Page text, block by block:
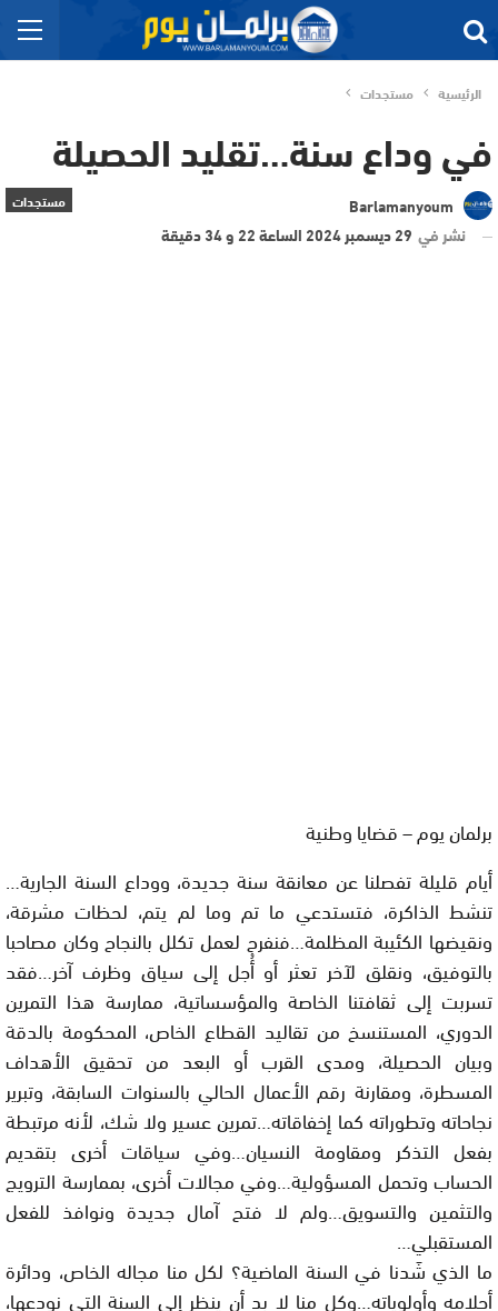
الرئيسية مستجدات
في وداع سنة…تقليد الحصيلة
مستجدات
Barlamanyoum
نشر في 29 ديسمبر 2024 الساعة 22 و 34 دقيقة
برلمان يوم – قضايا وطنية
أيام قليلة تفصلنا عن معانقة سنة جديدة، ووداع السنة الجارية…
تنشط الذاكرة، فتستدعي ما تم وما لم يتم، لحظات مشرقة،
ونقيضها الكئيبة المظلمة…فنفرح لعمل تكلل بالنجاح وكان مصاحبا
بالتوفيق، ونقلق لآخر تعثر أو أُجل إلى سياق وظرف آخر…فقد
تسربت إلى ثقافتنا الخاصة والمؤسساتية، ممارسة هذا التمرين
الدوري، المستنسخ من تقاليد القطاع الخاص، المحكومة بالدقة
وبيان الحصيلة، ومدى القرب أو البعد من تحقيق الأهداف
المسطرة، ومقارنة رقم الأعمال الحالي بالسنوات السابقة، وتبرير
نجاحاته وتطوراته كما إخفاقاته…تمرين عسير ولا شك، لأنه مرتبطة
بفعل التذكر ومقاومة النسيان…وفي سياقات أخرى بتقديم
الحساب وتحمل المسؤولية…وفي مجالات أخرى، بممارسة الترويج
والتثمين والتسويق…ولم لا فتح آمال جديدة ونوافذ للفعل
المستقبلي…
ما الذي شَدنا في السنة الماضية؟ لكل منا مجاله الخاص، ودائرة
أحلامه وأولوياته…وكل منا لا بد أن ينظر إلى السنة التي نودعها،